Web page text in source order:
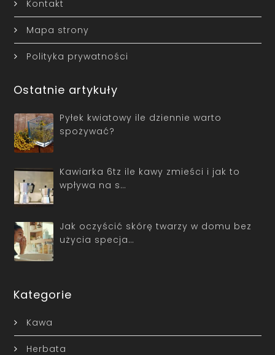
Kontakt
Mapa strony
Polityka prywatności
Ostatnie artykuły
Pyłek kwiatowy ile dziennie warto
spożywać?
Kawiarka 6tz ile kawy zmieści i jak to
wpływa na s…
Jak oczyścić skórę twarzy w domu bez
użycia specja…
Kategorie
Kawa
Herbata